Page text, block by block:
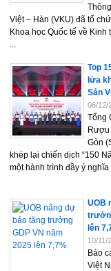
Việt – Hàn (VKU) đã tổ
Khoa học Quốc tế về
...
Top
lửa
Sản
06/12/
Tổng
Gòn
khép lại chiến dịch “150
một hành trình đầy ý nghĩa
UOB
lên
10/11/
Báo
Việt